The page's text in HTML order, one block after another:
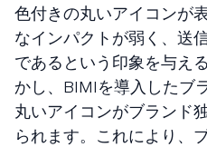
色付きの丸いアイコンが
なインパクトが弱く、送
であるという印象を与え
かし、BIMIを導入したブ
丸いアイコンがブランド
られます。これにより、